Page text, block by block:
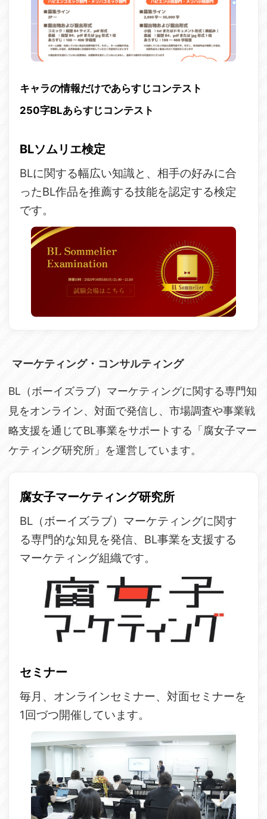
キャラの情報だけであらすじコンテスト
250字BLあらすじコンテスト
BLソムリエ検定
BLに関する幅広い知識と、相手の好みに合
ったBL作品を推薦する技能を認定する検定
です。
マーケティング・コンサルティング
BL（ボーイズラブ）マーケティングに関する専門知
見をオンライン、対面で発信し、市場調査や事業戦
略支援を通じてBL事業をサポートする「腐女子マー
ケティング研究所」を運営しています。
腐女子マーケティング研究所
BL（ボーイズラブ）マーケティングに関す
る専門的な知見を発信、BL事業を支援する
マーケティング組織です。
セミナー
毎月、オンラインセミナー、対面セミナーを
1回づつ開催しています。